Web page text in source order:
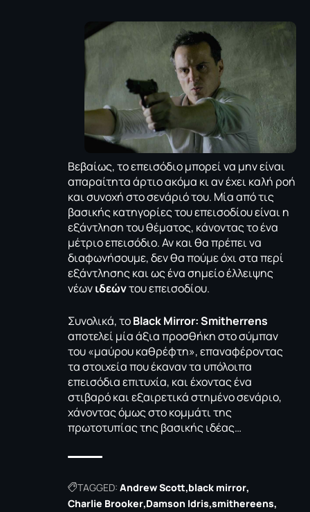
Βεβαίως, το επεισόδιο μπορεί να μην είναι
απαραίτητα άρτιο ακόμα κι αν έχει καλή ροή
και συνοχή στο σενάριό του. Μία από τις
βασικής κατηγορίες του επεισοδίου είναι η
εξάντληση του θέματος, κάνοντας το ένα
μέτριο επεισόδιο. Αν και θα πρέπει να
διαφωνήσουμε, δεν θα πούμε όχι στα περί
εξάντλησης και ως ένα σημείο έλλειψης
νέωνιδεώντου επεισοδίου.
Συνολικά, τοBlack Mirror: Smitherrens
αποτελεί μία άξια προσθήκη στο σύμπαν
του «μαύρου καθρέφτη», επαναφέροντας
τα στοιχεία που έκαναν τα υπόλοιπα
επεισόδια επιτυχία, και έχοντας ένα
στιβαρό και εξαιρετικά στημένο σενάριο,
χάνοντας όμως στο κομμάτι της
πρωτοτυπίας της βασικής ιδέας…
TAGGED: Andrew Scott black mirror
Charlie Brooker Damson Idris smithereens